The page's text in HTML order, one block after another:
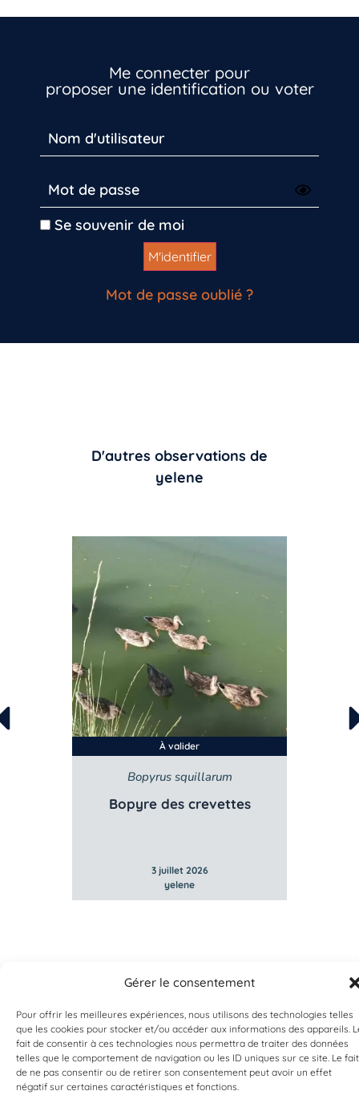
Gérer le consentement
Pour offrir les meilleures expériences, nous utilisons des technologies telles
que les cookies pour stocker et/ou accéder aux informations des appareils.
fait de consentir à ces technologies nous permettra de traiter des données
telles que le comportement de navigation ou les ID uniques sur ce site. Le fait
de ne pas consentir ou de retirer son consentement peut avoir un effet
négatif sur certaines caractéristiques et fonctions.
Me connecter pour
proposer une identification ou voter
Se souvenir de moi
Mot de passe oublié ?
D'autres observations de
yelene
À valider
Bopyrus squillarum
Bopyre des crevettes
3 juillet 2026
yelene
EST UN PROGRAMME DE
Vous n’êtes pas encore inscrit à Biolit ?
Inscrivez-vous dès maintenant